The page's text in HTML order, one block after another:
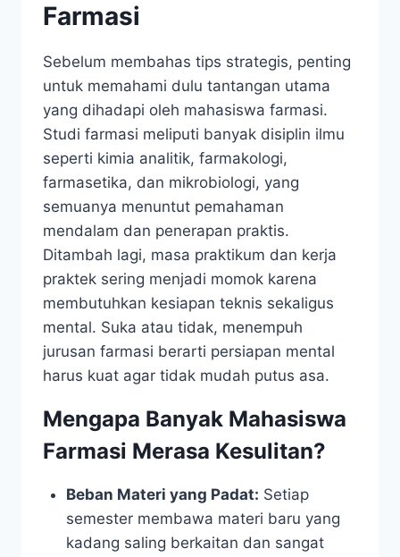
Farmasi
Sebelum membahas tips strategis, penting
untuk memahami dulu tantangan utama
yang dihadapi oleh mahasiswa farmasi.
Studi farmasi meliputi banyak disiplin ilmu
seperti kimia analitik, farmakologi,
farmasetika, dan mikrobiologi, yang
semuanya menuntut pemahaman
mendalam dan penerapan praktis.
Ditambah lagi, masa praktikum dan kerja
praktek sering menjadi momok karena
membutuhkan kesiapan teknis sekaligus
mental. Suka atau tidak, menempuh
jurusan farmasi berarti persiapan mental
harus kuat agar tidak mudah putus asa.
Mengapa Banyak Mahasiswa
Farmasi Merasa Kesulitan?
Beban Materi yang Padat: Setiap
semester membawa materi baru yang
kadang saling berkaitan dan sangat